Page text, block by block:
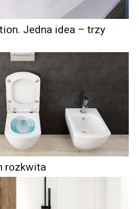
Jedna idea – trzy
rozkwita